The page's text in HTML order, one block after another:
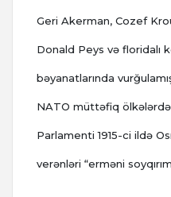
Geri Akerman, Cozef
Donald Peys və floridalı
bəyanatlarında
NATO müttəfiq
Parlamenti 1915-ci ildə
verənləri “erməni